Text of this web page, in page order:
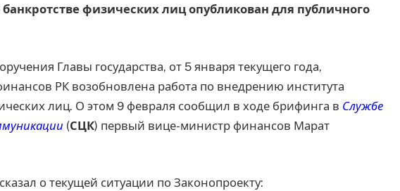
банкротстве физических лиц опубликован для публичного
Главы государства, от 5 января текущего года,
РК возобновлена работа по внедрению института
лиц. О этом 9 февраля сообщил в ходе брифинга в Службе
(СЦК) первый вице-министр финансов Марат
о текущей ситуации по Законопроекту: